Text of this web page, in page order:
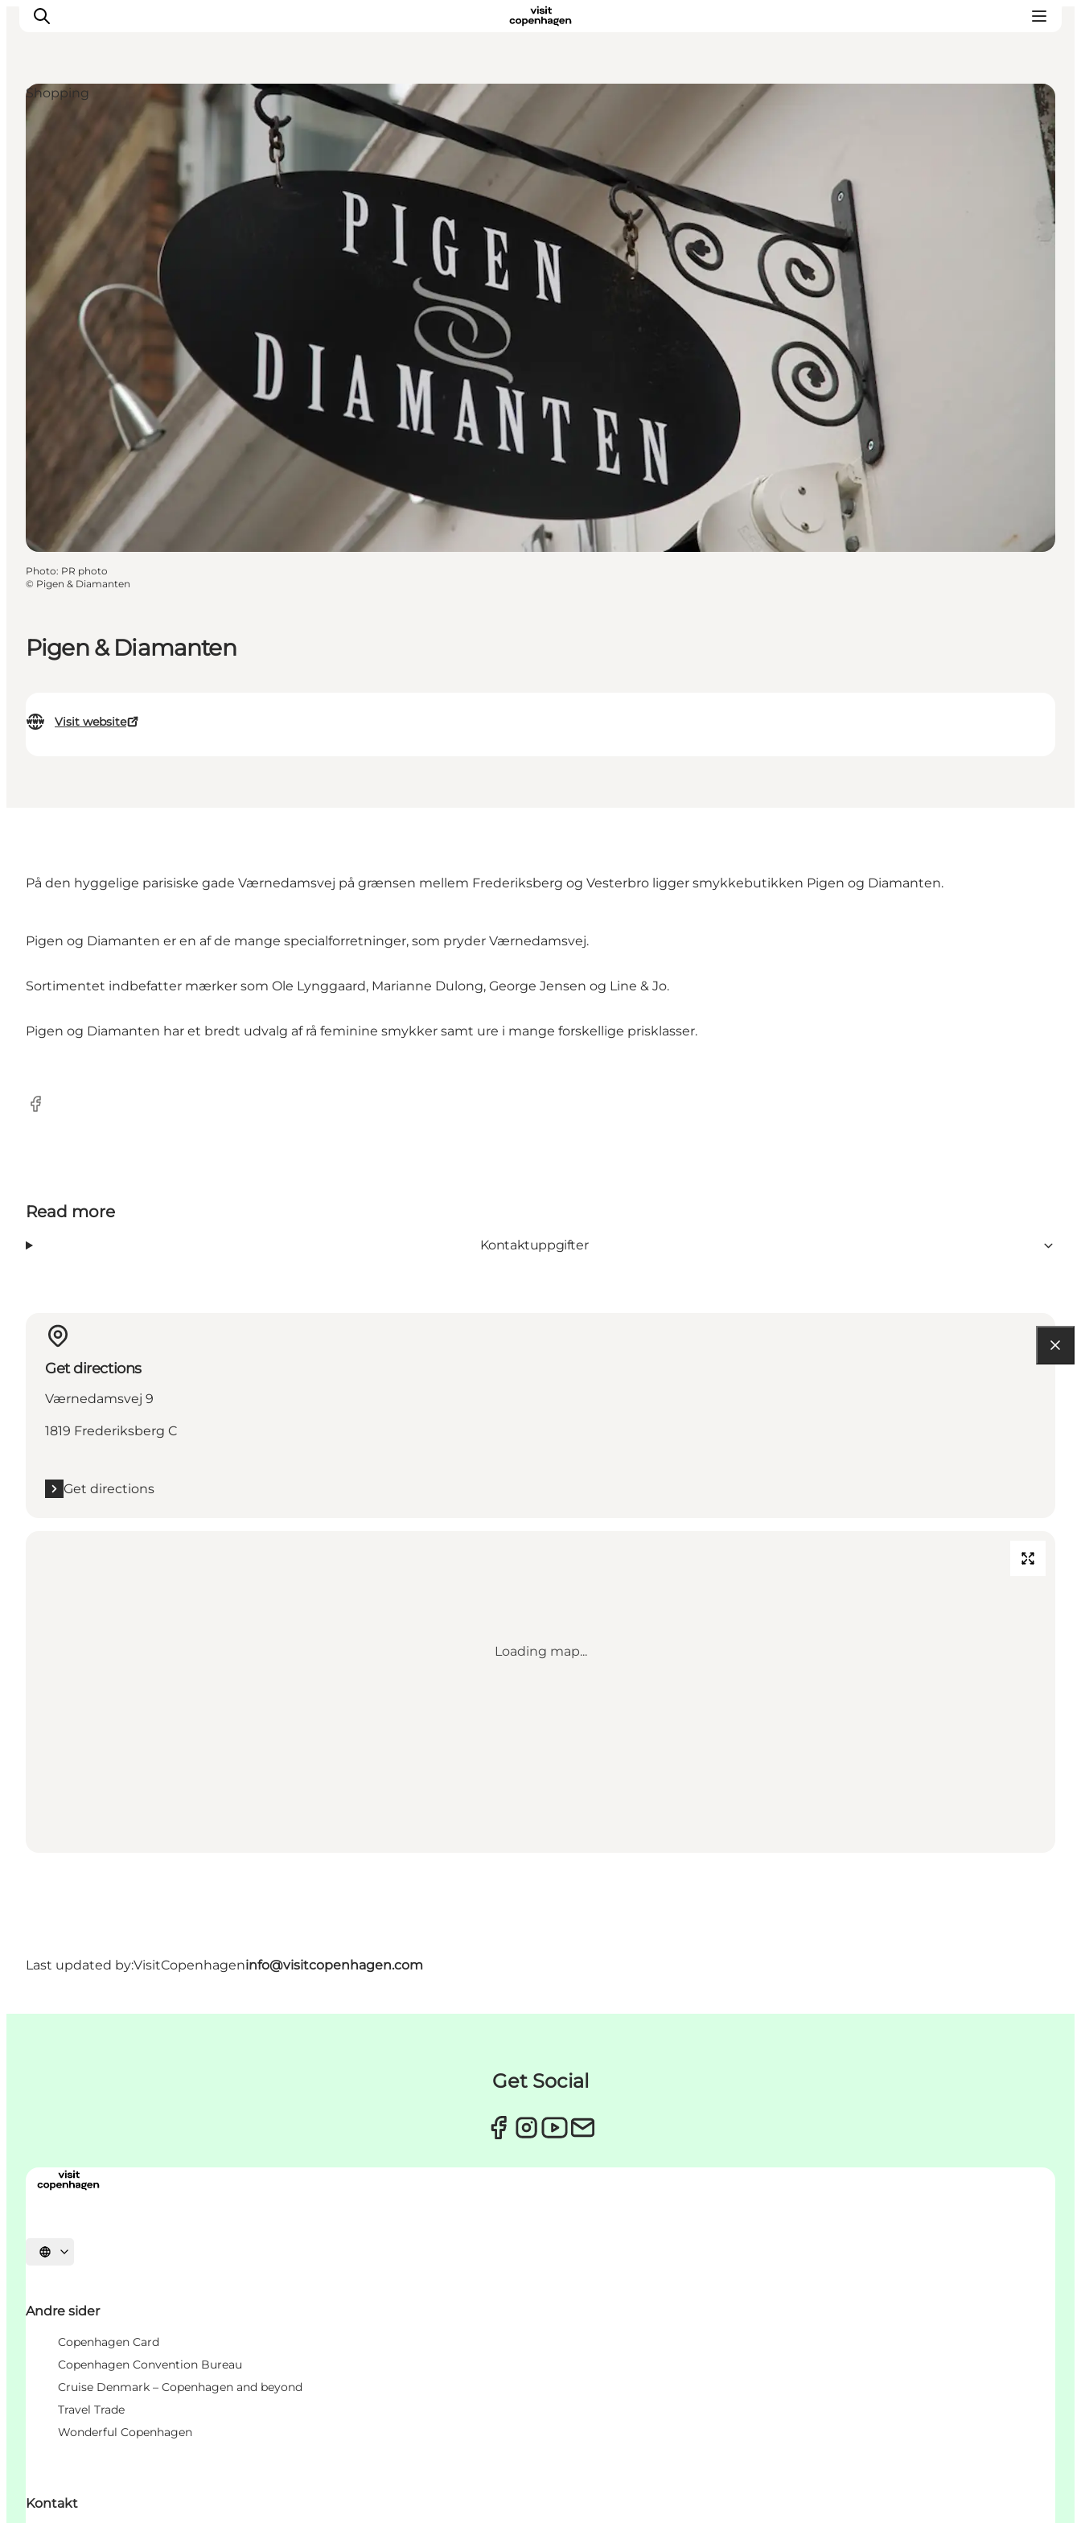
Aktiviteter
Mat och dryck
Planera din resa
Pigen & Diamanten
Visit website
Shopping
Photo: PR photo
© Pigen & Diamanten
På den hyggelige parisiske gade Værnedamsvej på grænsen mellem Frederiksberg og Vesterbro ligger smykkebutikken Pigen og Diamanten.
Pigen og Diamanten er en af de mange specialforretninger, som pryder Værnedamsvej.
Sortimentet indbefatter mærker som Ole Lynggaard, Marianne Dulong, George Jensen og Line & Jo.
Pigen og Diamanten har et bredt udvalg af rå feminine smykker samt ure i mange forskellige prisklasser.
Facebook
Read more
Kontaktuppgifter
Get directions
Værnedamsvej 9
1819 Frederiksberg C
Get directions
Loading map...
Last updated by:VisitCopenhageninfo@visitcopenhagen.com
Get Social
Select language
Andre sider
Copenhagen Card
Copenhagen Convention Bureau
Cruise Denmark – Copenhagen and beyond
Travel Trade
Wonderful Copenhagen
Kontakt